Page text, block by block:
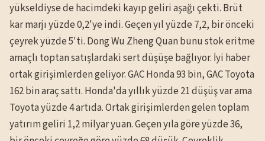
yükseldiyse de hacimdeki kayıp geliri aşağı çekti. Brüt
kar marjı yüzde 0,2'ye indi. Geçen yıl yüzde 7,2, bir önceki
çeyrek yüzde 5'ti. Dong Wu Zheng Quan bunu stok eritme
amaçlı toptan satışlardaki sert düşüşe bağlıyor. İyi haber
ortak girişimlerden geliyor. GAC Honda 93 bin, GAC Toyota
162 bin araç sattı. Honda'da yıllık yüzde 21 düşüş var ama
Toyota yüzde 4 artıda. Ortak girişimlerden gelen toplam
yatırım geliri 1,2 milyar yuan. Geçen yıla göre yüzde 36,